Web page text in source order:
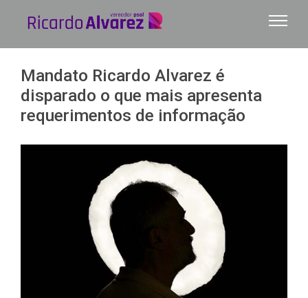
conteúdo
Mandato Ricardo Alvarez é
disparado o que mais apresenta
requerimentos de informação